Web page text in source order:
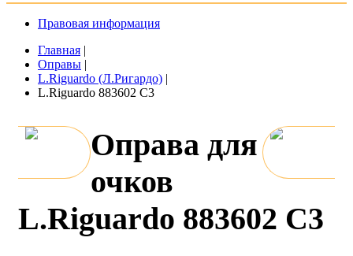
Правовая информация
Главная |
Оправы |
L.Riguardo (Л.Ригардо) |
L.Riguardo 883602 C3
Оправа для
очков
L.Riguardo 883602 C3